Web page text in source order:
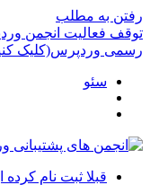
رفتن به مطلب
توقف فعالیت انجمن
رسمی وردپرس(کلیک
سئو
قبلا ثبت نام کرده